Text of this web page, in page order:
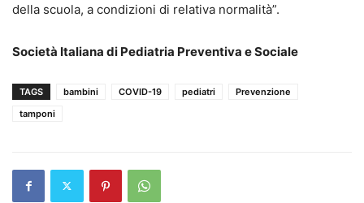
della scuola, a condizioni di relativa normalità”.
Società Italiana di Pediatria Preventiva e Sociale
TAGS bambini COVID-19 pediatri
Prevenzione
tamponi